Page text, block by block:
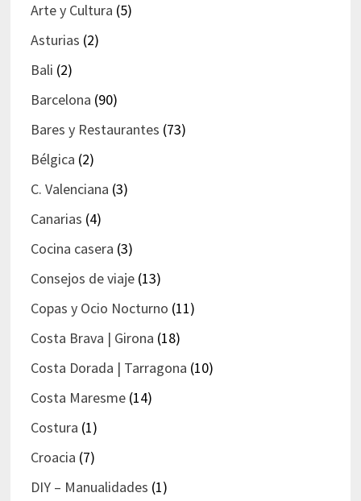
Arte y Cultura (5)
Asturias (2)
Bali (2)
Barcelona (90)
Bares y Restaurantes (73)
Bélgica (2)
C. Valenciana (3)
Canarias (4)
Cocina casera (3)
Consejos de viaje(13)
Copas y Ocio Nocturno (11)
Costa Brava | Girona (18)
Costa Dorada | Tarragona (10)
Costa Maresme(14)
Costura (1)
Croacia (7)
DIY – Manualidades (1)